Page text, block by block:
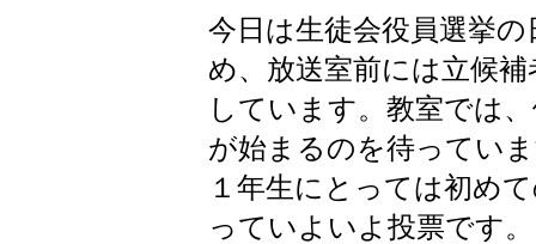
今日は生徒会役員選挙
め、放送室前には立候
しています。教室では
が始まるのを待ってい
１年生にとっては初め
っていよいよ投票です。